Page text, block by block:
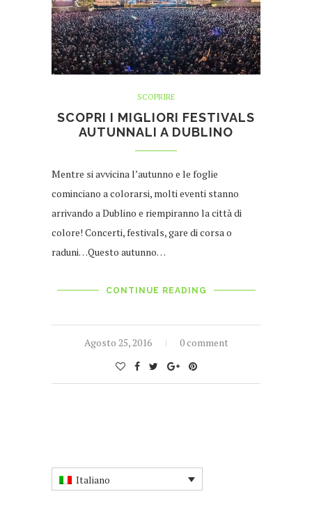
SCOPRIRE
SCOPRI I MIGLIORI FESTIVALS
AUTUNNALI A DUBLINO
Mentre si avvicina l’autunno e le foglie
cominciano a colorarsi, molti eventi stanno
arrivando a Dublino e riempiranno la città di
colore! Concerti, festivals, gare di corsa o
raduni…Questo autunno…
CONTINUE READING
Agosto 25, 2016 0 comment
Italiano